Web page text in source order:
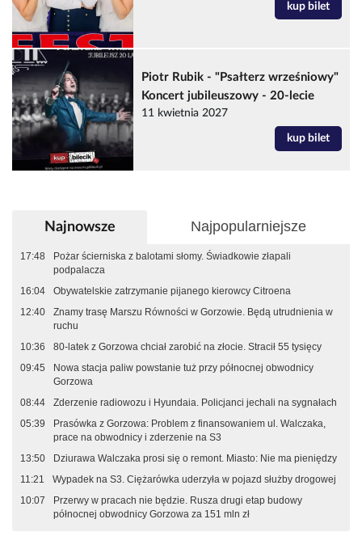
kup bilet
Piotr Rubik - "Psałterz wrześniowy"
Koncert jubileuszowy - 20-lecie
11 kwietnia 2027
kup bilet
Najnowsze Najpopularniejsze
17:48
Pożar ścierniska z balotami słomy. Świadkowie złapali
podpalacza
16:04
Obywatelskie zatrzymanie pijanego kierowcy Citroena
12:40
Znamy trasę Marszu Równości w Gorzowie. Będą utrudnienia w
ruchu
10:36
80-latek z Gorzowa chciał zarobić na złocie. Stracił 55 tysięcy
09:45
Nowa stacja paliw powstanie tuż przy północnej obwodnicy
Gorzowa
08:44
Zderzenie radiowozu i Hyundaia. Policjanci jechali na sygnałach
05:39
Prasówka z Gorzowa: Problem z finansowaniem ul. Walczaka,
prace na obwodnicy i zderzenie na S3
13:50
Dziurawa Walczaka prosi się o remont. Miasto: Nie ma pieniędzy
11:21
Wypadek na S3. Ciężarówka uderzyła w pojazd służby drogowej
10:07
Przerwy w pracach nie będzie. Rusza drugi etap budowy
północnej obwodnicy Gorzowa za 151 mln zł